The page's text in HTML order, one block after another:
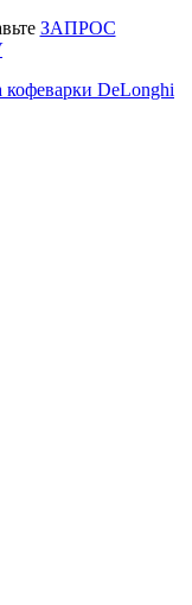
ЗАПРОС